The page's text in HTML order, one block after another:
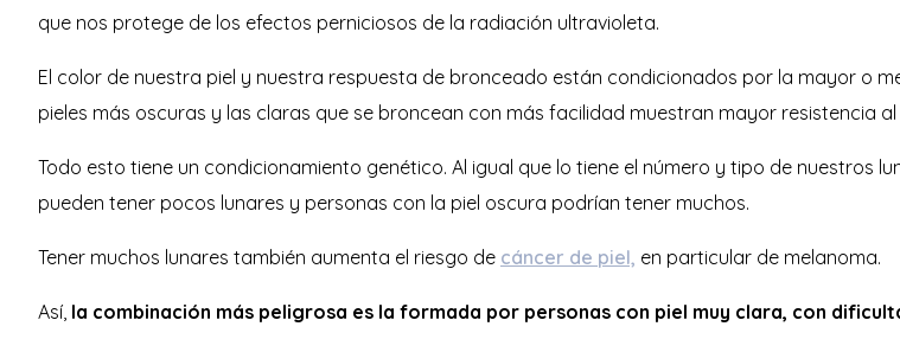
que nos protege de los efectos perniciosos de la radiación ultravioleta.
El color de nuestra piel y nuestra respuesta de bronceado están condicionados por la mayor o
pieles más oscuras y las claras que se broncean con más facilidad muestran mayor resistencia
Todo esto tiene un condicionamiento genético. Al igual que lo tiene el número y tipo de nuestros
pueden tener pocos lunares y personas con la piel oscura podrían tener muchos.
Tener muchos lunares también aumenta el riesgo de cáncer de piel, en particular de melanoma.
Así, la combinación más peligrosa es la formada por personas con piel muy clara, con